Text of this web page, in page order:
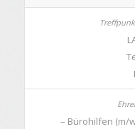
– Bürohilfen (m/